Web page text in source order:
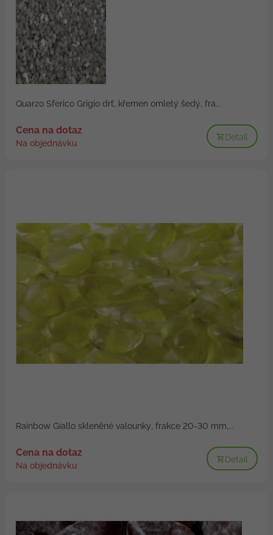
Quarzo Sferico Grigio drť, křemen omletý šedý, fra...
Cena na dotaz
Na objednávku
Detail
Rainbow Giallo skleněné valounky, frakce 20-30 mm,...
Cena na dotaz
Na objednávku
Detail